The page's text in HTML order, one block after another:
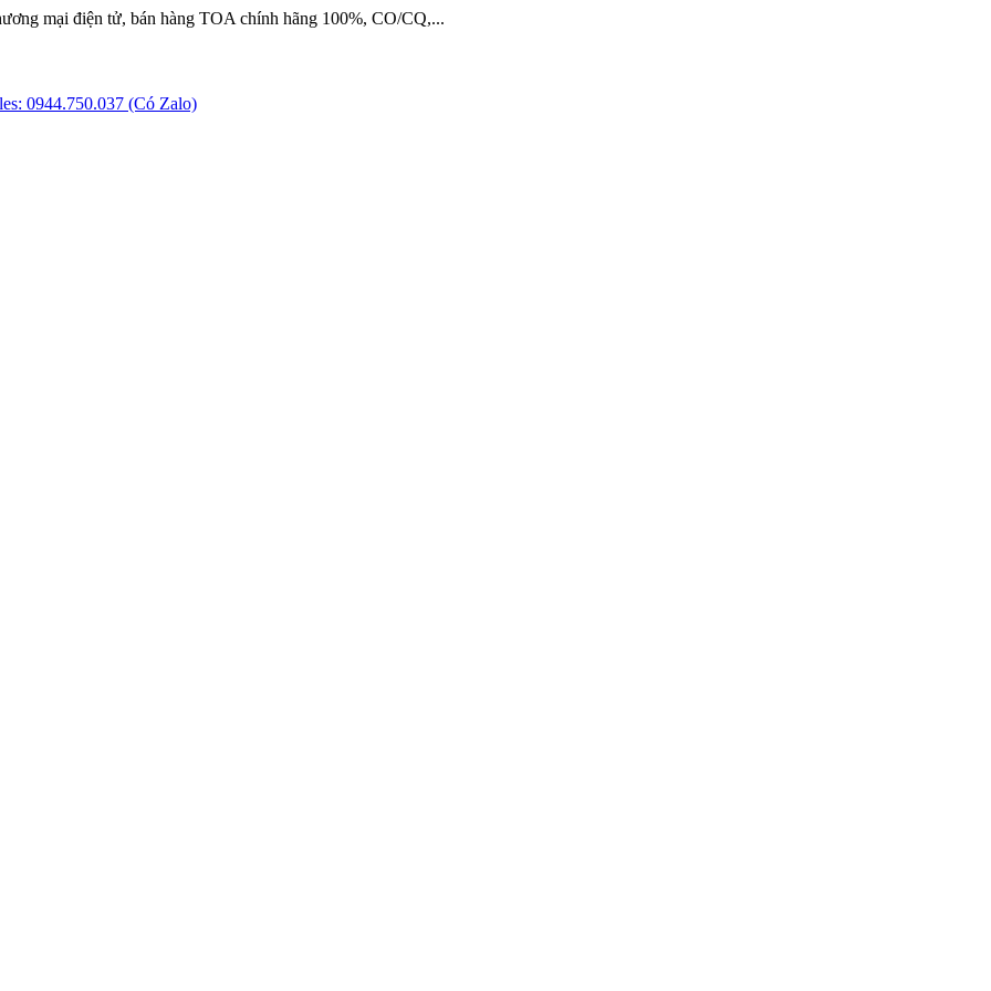
mại điện tử, bán hàng TOA chính hãng 100%, CO/CQ,...
0944.750.037 (Có Zalo)